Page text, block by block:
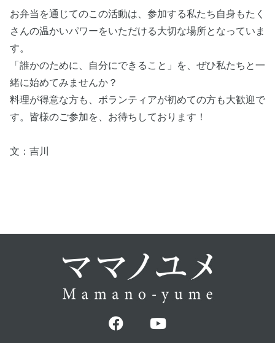
お弁当を通じてのこの活動は、参加する私たち自身もたく
さんの温かいパワーをいただける大切な場所となっていま
す。
「誰かのために、自分にできること」を、ぜひ私たちと一
緒に始めてみませんか？
料理が得意な方も、ボランティアが初めての方も大歓迎で
す。皆様のご参加を、お待ちしております！
文：吉川